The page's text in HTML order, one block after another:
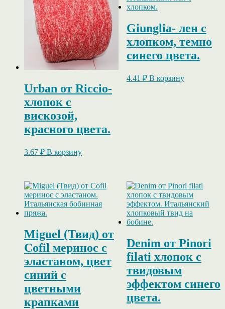
Urban от Riccio-
хлопок с
вискозой,
красного цвета.
3.67 ₽ В корзину
Giunglia- лен с
хлопком, темно
синего цвета.
4.41 ₽ В корзину
Miguel (Твид) от
Cofil меринос с
эластаном, цвет
синий с
цветными
крапками
Denim от Pinori
filati хлопок с
твидовым
эффектом синего
цвета.